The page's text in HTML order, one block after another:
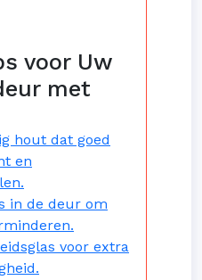
voor Uw
met
hout dat goed
en
in de deur om
voor extra